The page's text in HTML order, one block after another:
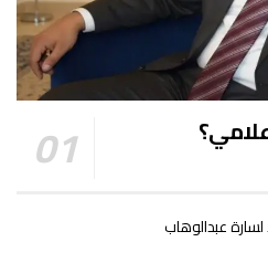
عبدالوهاب